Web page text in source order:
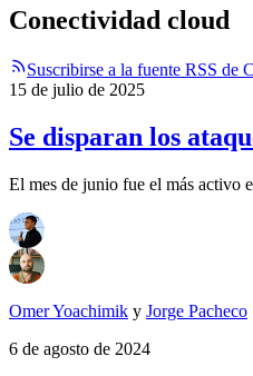
Conectividad cloud
Suscribirse a la fuente RSS de
15 de julio de 2025
Se disparan los
El mes de junio fue el más activo
Omer Yoachimik y Jorge Pacheco
6 de agosto de 2024